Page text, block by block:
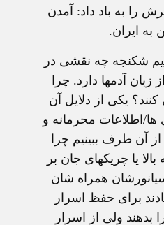
را به باد داد: آمدن
به ايران.
شکنجه چه نقشی در
زبان آدمها دارد. چرا
يکی از دلايل آن
ها/اطلاعات محرمانه و
آن طرف ببينيم چرا
يا چريکهای جان بر
همراه شان
برای حفظ اسرار
بدهند ولی از اسرار